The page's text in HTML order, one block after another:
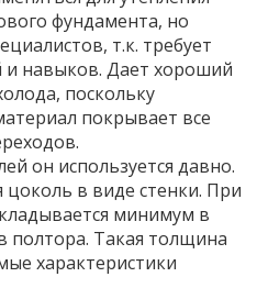
фундамента, но
т.к. требует
и навыков. Дает хороший
поскольку
покрывает все
он используется давно.
цоколь в виде стенки. При
минимум в
полтора. Такая толщина
характеристики